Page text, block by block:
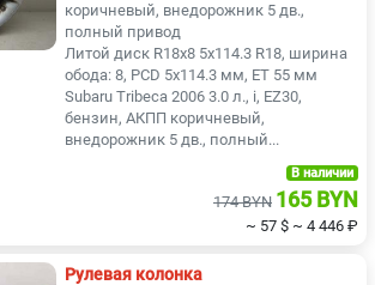
коричневый, внедорожник 5 дв.,
полный привод
Литой диск R18x8 5x114.3 R18, ширина
обода: 8, PCD 5x114.3 мм, ET 55 мм
Subaru Tribeca 2006 3.0 л., i, EZ30,
бензин, АКПП коричневый,
внедорожник 5 дв., полный...
В наличии
174 BYN 165 BYN
~ 57 $ ~ 4 446 ₽
Рулевая колонка